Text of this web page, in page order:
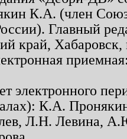
К.А. (член
Главный
край,
электронного
К.А.
Л.Н. Левина,